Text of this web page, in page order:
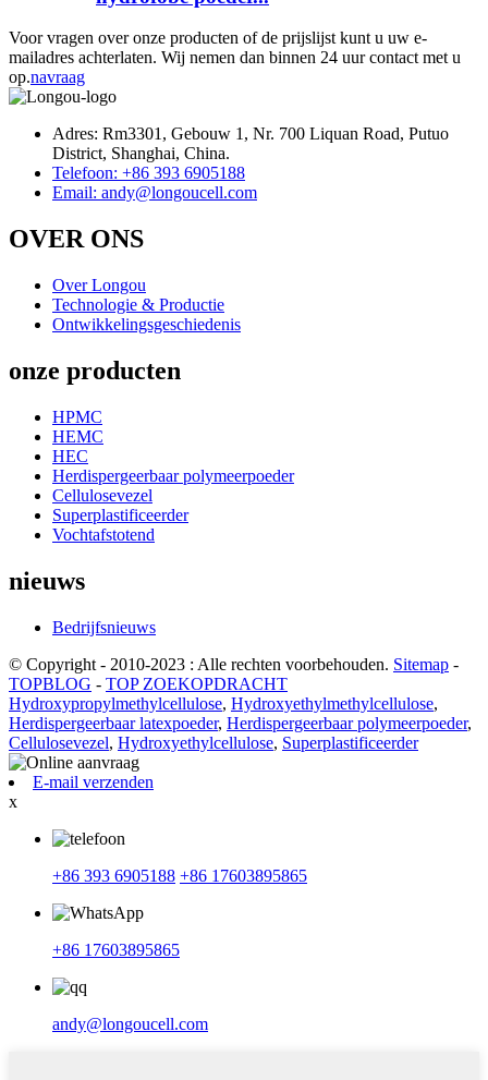
Voor vragen over onze producten of de prijslijst kunt u uw e-
mailadres achterlaten. Wij nemen dan binnen 24 uur contact met u
op.navraag
Adres: Rm3301, Gebouw 1, Nr. 700 Liquan Road, Putuo
District, Shanghai, China.
Telefoon: +86 393 6905188
Email: andy@longoucell.com
OVER ONS
Over Longou
Technologie & Productie
Ontwikkelingsgeschiedenis
onze producten
HPMC
HEMC
HEC
Herdispergeerbaar polymeerpoeder
Cellulosevezel
Superplastificeerder
Vochtafstotend
nieuws
Bedrijfsnieuws
© Copyright - 2010-2023 : Alle rechten voorbehouden. Sitemap -
TOPBLOG - TOP ZOEKOPDRACHT
Hydroxypropylmethylcellulose, Hydroxyethylmethylcellulose,
Herdispergeerbaar latexpoeder, Herdispergeerbaar polymeerpoeder,
Cellulosevezel, Hydroxyethylcellulose, Superplastificeerder
E-mail verzenden
x
+86 393 6905188 +86 17603895865
+86 17603895865
andy@longoucell.com